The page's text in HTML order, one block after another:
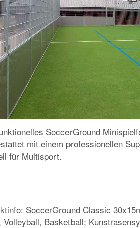
SoccerGround
mit einem professionellen
für Multisport.
SoccerGround Classic
Volleyball, Basketball;